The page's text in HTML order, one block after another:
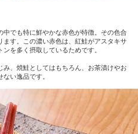
でも特に鮮やかな赤色が特徴。その色合
す。この濃い赤色は、紅鮭がアスタキサ
を多く摂取しているためです。
、焼鮭としてはもちろん、お茶漬けやお
い逸品です。